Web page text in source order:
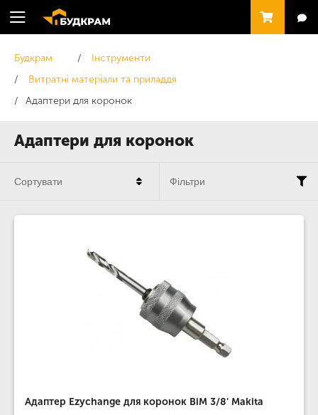
Адаптери для коронок
Будкрам
Інструменти
Витратні матеріали та приладдя
Адаптери для коронок
Адаптер Ezychange для коронок BiM 3/8' Makita
Сортувати Фільтри